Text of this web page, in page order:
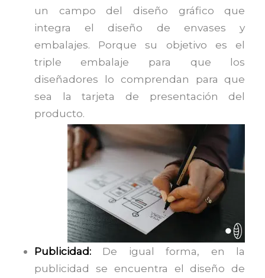
un campo del diseño gráfico que
integra el diseño de envases y
embalajes. Porque su objetivo es el
triple embalaje para que los
diseñadores lo comprendan para que
sea la tarjeta de presentación del
producto.
Publicidad: De igual forma, en la
publicidad se encuentra el diseño de